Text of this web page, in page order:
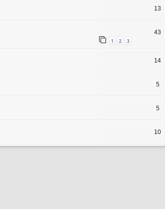
13
1 2 3
43
14
5
5
10